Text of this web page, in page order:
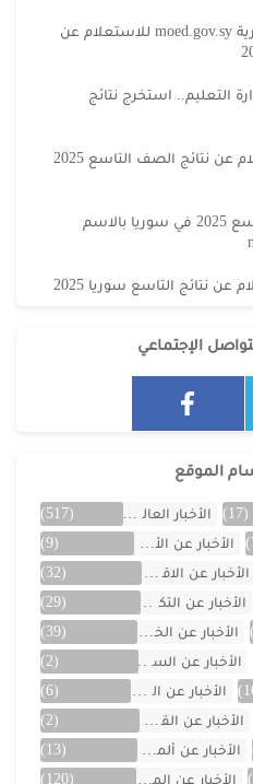
رابط موقع وزارة التربية السورية moed.gov.sy للاستعلام عن
التعليم.. استخرج نتائج
صدرت الآن.. خطوات الاستعلام عن نتائج الصف التاسع 2025
مبروك اصدار نتائج الصف التاسع 2025 في سوريا بالاسم
نتائج التاسع سوريا 2025
الإجتماعي
الموقع
(17) الأخبار العالمية
(517)
الأخبار عن الأردن
(9)
الأخبار عن الاقتصاد
(32)
الأخبار عن التكنولوجيا
(29)
الأخبار عن الخليج
(39)
الأخبار عن السعودية
(2)
الأخبار عن العراق
(6)
الأخبار عن القصص
(2)
الأخبار عن ألمانيا
(13)
الأخبار عن المشاهير (120)